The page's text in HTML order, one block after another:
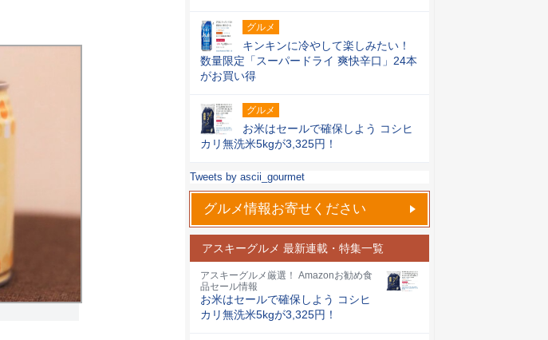
グルメ
キンキンに冷やして楽しみたい！
数量限定「スーパードライ 爽快辛口」24本
がお買い得
グルメ
お米はセールで確保しよう コシヒ
カリ無洗米5kgが3,325円！
Tweets by ascii_gourmet
グルメ情報お寄せください
アスキーグルメ 最新連載・特集一覧
アスキーグルメ厳選！ Amazonお勧め食
品セール情報
お米はセールで確保しよう コシヒ
カリ無洗米5kgが3,325円！